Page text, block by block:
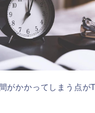
がかかってしまう点が